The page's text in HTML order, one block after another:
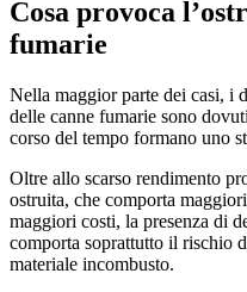
Cosa provoca
fumarie
Nella maggior parte dei casi, i
delle canne fumarie sono
corso del tempo formano uno
Oltre allo scarso rendimento
ostruita, che comporta
maggiori costi, la presenza di
comporta soprattutto il rischio
materiale incombusto.